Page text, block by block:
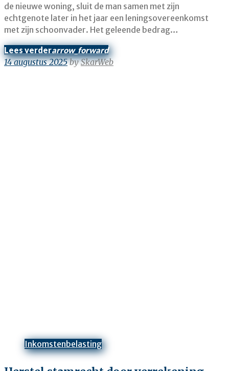
de nieuwe woning, sluit de man samen met zijn
echtgenote later in het jaar een leningsovereenkomst
met zijn schoonvader. Het geleende bedrag…
Lees verderarrow_forward
14 augustus 2025 bySkarWeb
Inkomstenbelasting